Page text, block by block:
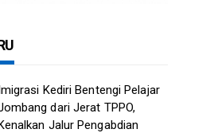
Kediri Bentengi Pelajar
dari Jerat TPPO,
Jalur Pengabdian